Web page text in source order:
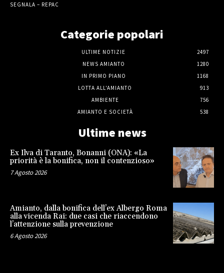
SEGNALA – REPAC
Categorie popolari
ULTIME NOTIZIE
2497
NEWS AMIANTO
1280
IN PRIMO PIANO
1168
LOTTA ALL'AMIANTO
913
AMBIENTE
756
AMIANTO E SOCIETÀ
538
Ultime news
Ex Ilva di Taranto, Bonanni (ONA): «La
priorità è la bonifica, non il contenzioso»
7 Agosto 2026
Amianto, dalla bonifica dell’ex Albergo Roma
alla vicenda Rai: due casi che riaccendono
l’attenzione sulla prevenzione
6 Agosto 2026